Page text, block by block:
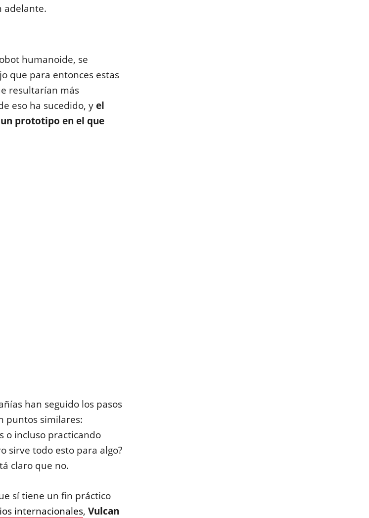
adelante.
humanoide, se
que para entonces estas
resultarían más
eso ha sucedido, yel
prototipo en el que
han seguido los pasos
puntos similares:
o incluso practicando
sirve todo esto para algo?
claro que no.
sí tiene un fin práctico
internacionales, Vulcan